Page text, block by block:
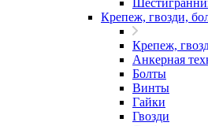
Крепеж, гвозди,
Крепеж,
Анкерная
Болты
Винты
Гайки
Гвозди